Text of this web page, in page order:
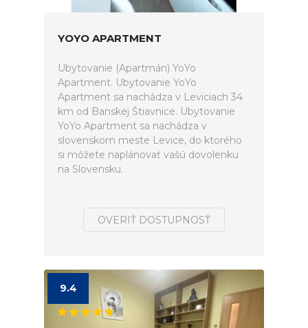
YOYO APARTMENT
Ubytovanie (Apartmán) YoYo
Apartment. Ubytovanie YoYo
Apartment sa nachádza v Leviciach 34
km od Banskej Štiavnice. Ubytovanie
YoYo Apartment sa nachádza v
slovenskom meste Levice, do ktorého
si môžete naplánovať vašú dovolenku
na Slovensku.
OVERIŤ DOSTUPNOSŤ
9.4